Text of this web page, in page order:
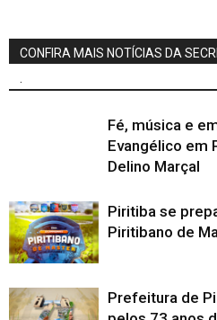
CONFIRA MAIS NOTÍCIAS DA
Fé, música e
Evangélico em
Delino Marçal
Piritiba se
Piritibano de
Prefeitura de